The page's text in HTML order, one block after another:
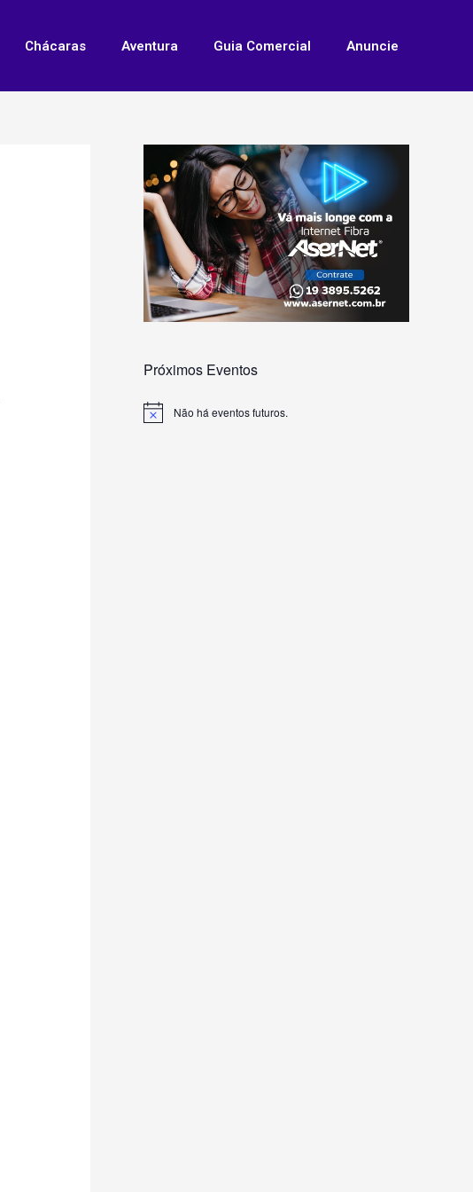
Chácaras Aventura Guia Comercial Anuncie
Próximos Eventos
Não há eventos futuros.